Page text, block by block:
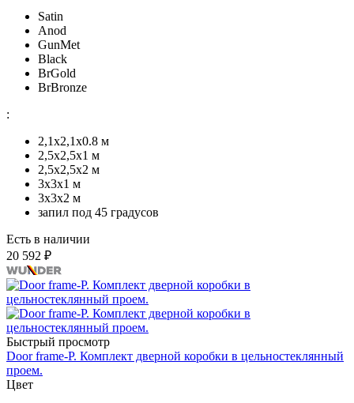
Satin
Anod
GunMet
Black
BrGold
BrBronze
:
2,1x2,1х0.8 м
2,5x2,5х1 м
2,5х2,5х2 м
3х3х1 м
3х3х2 м
запил под 45 градусов
Есть в наличии
20 592 ₽
Быстрый просмотр
Door frame-P. Комплект дверной коробки в цельностеклянный
проем.
Цвет